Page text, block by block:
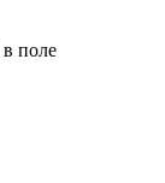
в поле